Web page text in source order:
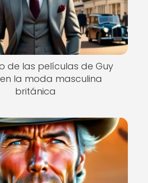
de las películas de Guy
en la moda masculina
británica